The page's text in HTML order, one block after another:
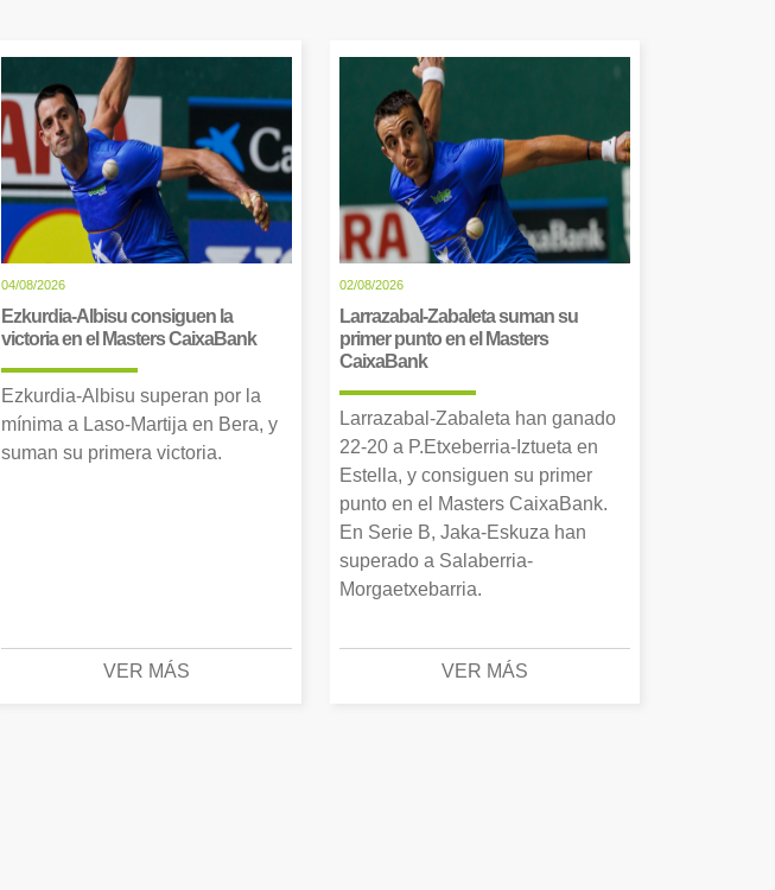
04/08/2026
Ezkurdia-Albisu consiguen la
victoria en el Masters CaixaBank
Ezkurdia-Albisu superan por la
mínima a Laso-Martija en Bera, y
suman su primera victoria.
VER MÁS
02/08/2026
Larrazabal-Zabaleta suman su
primer punto en el Masters
CaixaBank
Larrazabal-Zabaleta han ganado
22-20 a P.Etxeberria-Iztueta en
Estella, y consiguen su primer
punto en el Masters CaixaBank.
En Serie B, Jaka-Eskuza han
superado a Salaberria-
Morgaetxebarria.
VER MÁS